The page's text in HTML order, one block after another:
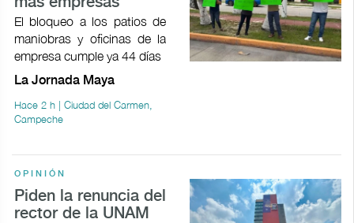
El bloqueo a los patios de
maniobras y oficinas de la
empresa cumple ya 44 días
La Jornada Maya
Hace 2 h | Ciudad del Carmen,
Campeche
OPINIÓN
Piden la renuncia del
rector de la UNAM